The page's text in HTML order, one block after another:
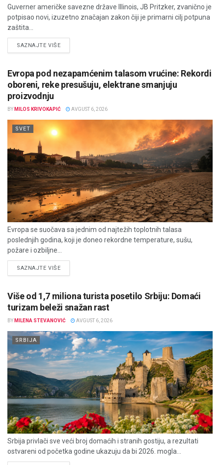
Guverner američke savezne države Illinois, JB Pritzker, zvanično je
potpisao novi, izuzetno značajan zakon čiji je primarni cilj potpuna
zaštita...
SAZNAJTE VIŠEDETAILS
Evropa pod nezapamćenim talasom vrućine: Rekordi
oboreni, reke presušuju, elektrane smanjuju
proizvodnju
BY MILOS KRIVOKAPIĆ AVGUST 6, 2026
SVET
Evropa se suočava sa jednim od najtežih toplotnih talasa
poslednjih godina, koji je doneo rekordne temperature, sušu,
požare i ozbiljne...
SAZNAJTE VIŠEDETAILS
Više od 1,7 miliona turista posetilo Srbiju: Domaći
turizam beleži snažan rast
BY MILENA STEVANOVIĆ AVGUST 6, 2026
SRBIJA
Srbija privlači sve veći broj domaćih i stranih gostiju, a rezultati
ostvareni od početka godine ukazuju da bi 2026. mogla...